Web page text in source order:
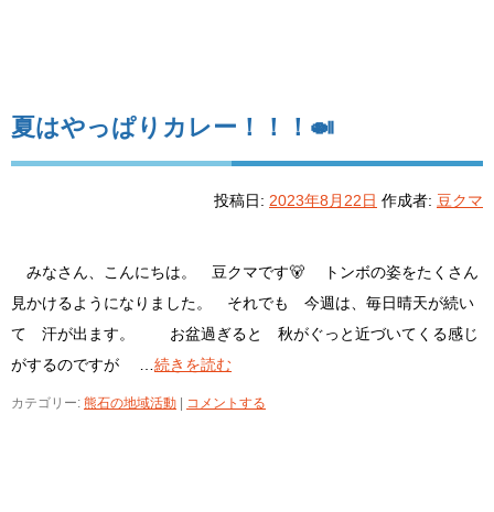
夏はやっぱりカレー！！！🍛
投稿日: 2023年8月22日 作成者: 豆クマ
みなさん、こんにちは。 豆クマです🐻 トンボの姿をたくさん
見かけるようになりました。 それでも 今週は、毎日晴天が続い
て 汗が出ます。 お盆過ぎると 秋がぐっと近づいてくる感じ
がするのですが … 続きを読む
カテゴリー: 熊石の地域活動 コメントする